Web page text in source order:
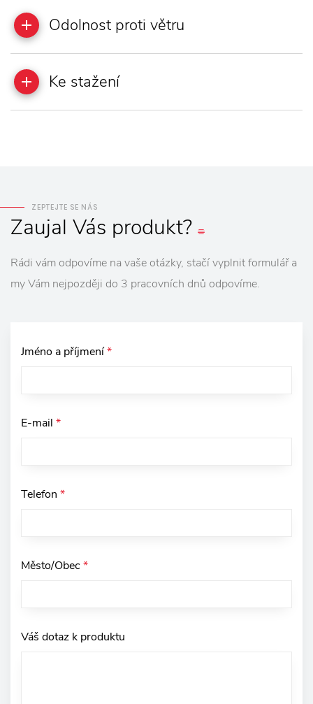
Odolnost proti větru
Ke stažení
ZEPTEJTE SE NÁS
Zaujal Vás produkt?
Rádi vám odpovíme na vaše otázky, stačí vyplnit formulář a
my Vám nejpozději do 3 pracovních dnů odpovíme.
Jméno a příjmení*
E-mail *
Telefon *
Město/Obec*
Váš dotaz k produktu